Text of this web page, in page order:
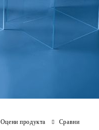
Оцени продукта Сравни